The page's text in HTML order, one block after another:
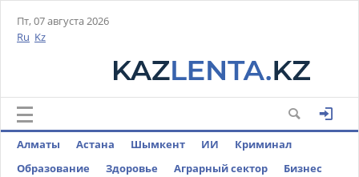
Пт, 07 августа 2026
Ru Kz
Алматы Астана Шымкент ИИ
Криминал
Образование
Здоровье Аграрный сектор
Бизнес